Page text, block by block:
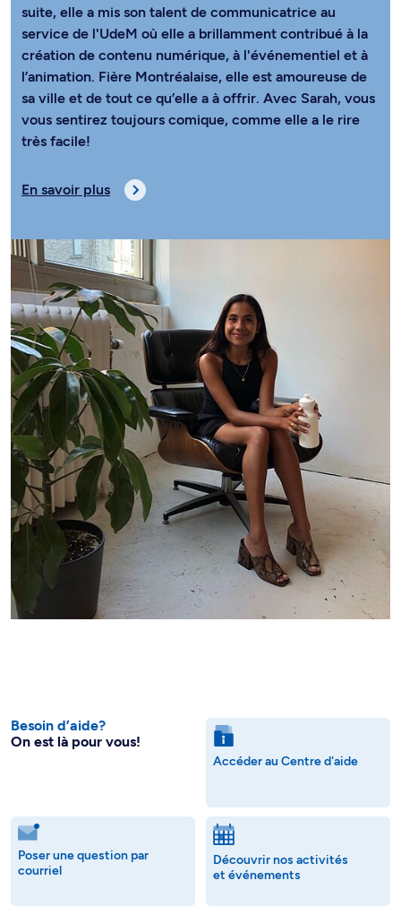
suite, elle a mis son talent de communicatrice au
service de l'UdeM où elle a brillamment contribué à la
création de contenu numérique, à l'événementiel et à
l’animation. Fière Montréalaise, elle est amoureuse de
sa ville et de tout ce qu’elle a à offrir. Avec Sarah, vous
vous sentirez toujours comique, comme elle a le rire
très facile!
En savoir plus
Besoin d’aide?
On est là pour vous!
Accéder au Centre d'aide
Poser une question par
courriel
Découvrir nos activités
et événements